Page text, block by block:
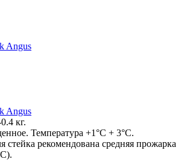
Angus
Angus
кг.
Температура +1°С + 3°С.
стейка рекомендована средняя прожарка